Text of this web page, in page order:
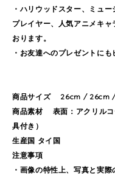
・ハリウッドスター、ミュ
プレイヤー、人気アニメキ
おります。
・お友達へのプレゼントにも
商品サイズ 26cm / 26cm /
商品素材 表面：アクリル
具付き）
生産国 タイ国
注意事項
・画像の特性上、写真と実